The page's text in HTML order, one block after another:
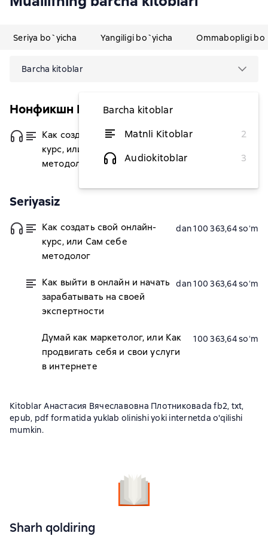
Seriya bo`yicha Yangiligi bo`yicha Ommabopligi
Barcha kitoblar
Barcha kitoblar
Matnli Kitoblar
2
Audiokitoblar
3
Нонфикшн Рунета
Как создать свой онлайн-
курс, или Сам себе
методолог
dan 72 581,82 soʻm
Seriyasiz
Как создать свой онлайн-
курс, или Сам себе
методолог
dan 100 363,64 soʻm
Как выйти в онлайн и начать
зарабатывать на своей
экспертности
dan 100 363,64 soʻm
Думай как маркетолог, или Как
продвигать себя и свои услуги
в интернете
100 363,64 soʻm
Kitoblar Анастасия Вячеславовна Плотниковаda fb2, txt,
epub, pdf formatida yuklab olinishi yoki internetda o'qilishi
mumkin.
Sharh qoldiring